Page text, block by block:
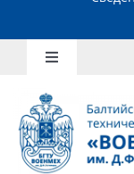
Toggle
Школьникам
Абитуриентам